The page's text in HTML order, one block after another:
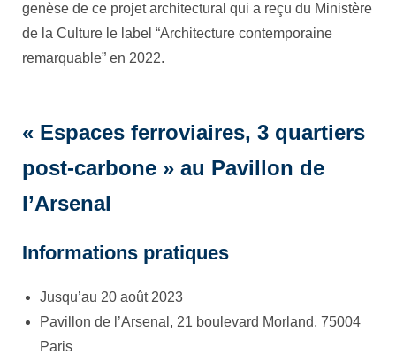
genèse de ce projet architectural qui a reçu du Ministère
de la Culture le label “Architecture contemporaine
remarquable” en 2022.
« Espaces ferroviaires, 3 quartiers
post-carbone » au Pavillon de
l’Arsenal
Informations pratiques
Jusqu’au 20 août 2023
Pavillon de l’Arsenal, 21 boulevard Morland, 75004
Paris